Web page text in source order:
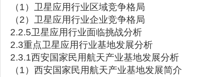
（1）卫星应用行业区域竞争格局
（2）卫星应用行业企业竞争格局
2.2.5卫星应用行业面临挑战分析
2.3重点卫星应用行业基地发展分析
2.3.1西安国家民用航天产业基地发展分析
（1）西安国家民用航天产业基地发展简介